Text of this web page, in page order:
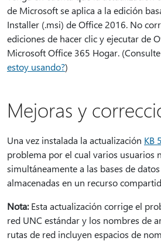
de Microsoft se aplica a la edición
Installer (.msi) de Office 2016. No
ediciones de hacer clic y ejecutar de
Microsoft Office 365 Hogar. (Consulte
estoy usando?)
Mejoras y
Una vez instalada la actualización KB
problema por el cual varios usuarios
simultáneamente a las bases de
almacenadas en un recurso
Nota:Esta actualización corrige el
red UNC estándar y los nombres de
rutas de red incluyen espacios de